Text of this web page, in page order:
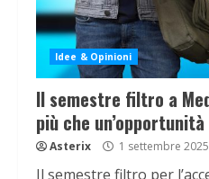
Idee & Opinioni
Il semestre filtro a
più che un’opportunità
Asterix 1 settembre 2025
Il semestre filtro per